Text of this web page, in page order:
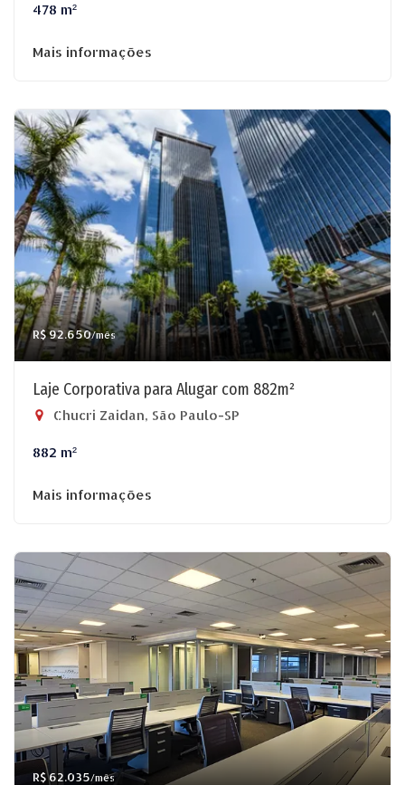
478 m²
Mais informações
R$ 92.650/mês
Laje Corporativa para Alugar com 882m²
Chucri Zaidan, São Paulo-SP
882 m²
Mais informações
R$ 62.035/mês